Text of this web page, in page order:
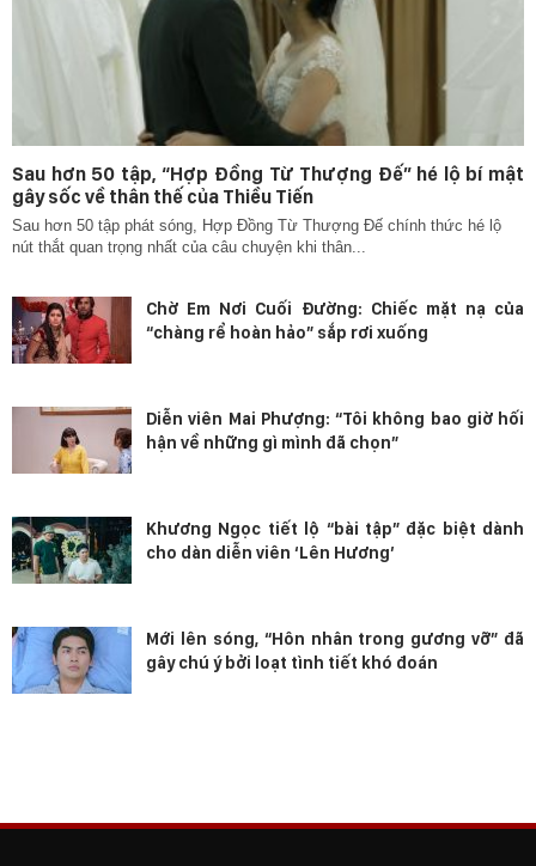
Sau hơn 50 tập, “Hợp Đồng Từ Thượng Đế” hé lộ bí mật
gây sốc về thân thế của Thiều Tiến
Sau hơn 50 tập phát sóng, Hợp Đồng Từ Thượng Đế chính thức hé lộ
nút thắt quan trọng nhất của câu chuyện khi thân...
Chờ Em Nơi Cuối Đường: Chiếc mặt nạ của
“chàng rể hoàn hảo” sắp rơi xuống
Diễn viên Mai Phượng: “Tôi không bao giờ hối
hận về những gì mình đã chọn”
Khương Ngọc tiết lộ “bài tập” đặc biệt dành
cho dàn diễn viên ‘Lên Hương’
Mới lên sóng, “Hôn nhân trong gương vỡ” đã
gây chú ý bởi loạt tình tiết khó đoán